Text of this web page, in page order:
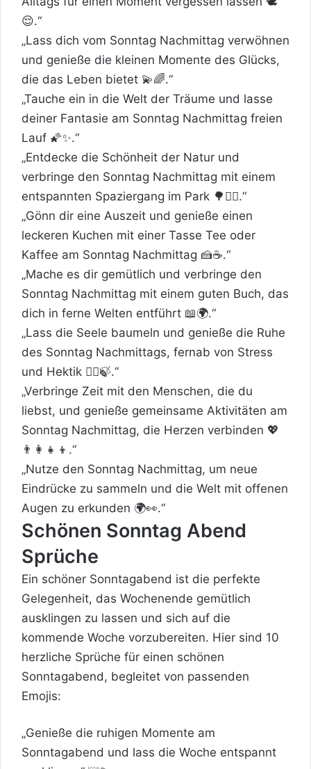
😌.“
„Lass dich vom Sonntag Nachmittag verwöhnen
und genieße die kleinen Momente des Glücks,
die das Leben bietet 💫🌈.“
„Tauche ein in die Welt der Träume und lasse
deiner Fantasie am Sonntag Nachmittag freien
Lauf 🌠✨.“
„Entdecke die Schönheit der Natur und
verbringe den Sonntag Nachmittag mit einem
entspannten Spaziergang im Park 🌳🚶‍♂️.“
„Gönn dir eine Auszeit und genieße einen
leckeren Kuchen mit einer Tasse Tee oder
Kaffee am Sonntag Nachmittag 🍰☕.“
„Mache es dir gemütlich und verbringe den
Sonntag Nachmittag mit einem guten Buch, das
dich in ferne Welten entführt 📖🌍.“
„Lass die Seele baumeln und genieße die Ruhe
des Sonntag Nachmittags, fernab von Stress
und Hektik 🧘‍♀️🍃.“
„Verbringe Zeit mit den Menschen, die du
liebst, und genieße gemeinsame Aktivitäten am
Sonntag Nachmittag, die Herzen verbinden 💖
👨‍👩‍👧‍👦.“
„Nutze den Sonntag Nachmittag, um neue
Eindrücke zu sammeln und die Welt mit offenen
Augen zu erkunden 🌍👀.“
Schönen Sonntag Abend
Sprüche
Ein schöner Sonntagabend ist die perfekte
Gelegenheit, das Wochenende gemütlich
ausklingen zu lassen und sich auf die
kommende Woche vorzubereiten. Hier sind 10
herzliche Sprüche für einen schönen
Sonntagabend, begleitet von passenden
Emojis:
„Genieße die ruhigen Momente am
Sonntagabend und lass die Woche entspannt